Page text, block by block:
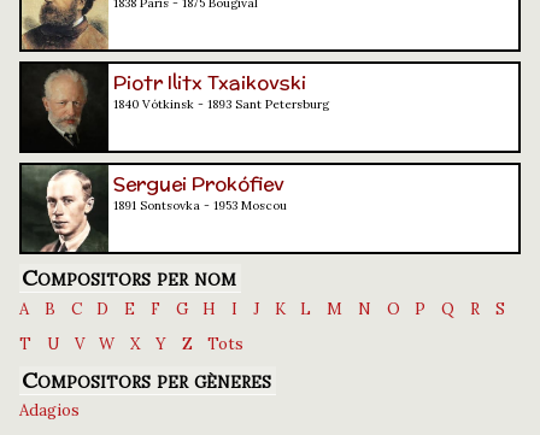
Piotr Ilitx Txaikovski
1840 Vótkinsk - 1893 Sant Petersburg
Serguei Prokófiev
1891 Sontsovka - 1953 Moscou
Compositors per nom
A B C D E F G H I J K L M N O P Q R
S
T
U V W X Y Z Tots
Compositors per gèneres
Adagios